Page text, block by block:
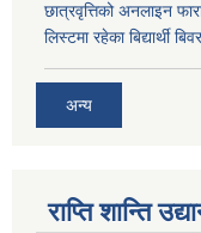
छात्रवृत्तिको अनलाइन
लिस्टमा रहेका बिद्यार्थी
अन्य
राप्ति शान्ति